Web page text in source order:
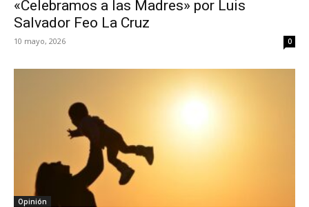
«Celebramos a las Madres» por Luis
Salvador Feo La Cruz
10 mayo, 2026 0
Opinión